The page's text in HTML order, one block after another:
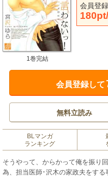
会員登
1巻完結
会員登録して
無料立読み
BLマンガ
ランキング
そうやって、からかって俺を振り
為、担当医師･沢木の家政夫をす